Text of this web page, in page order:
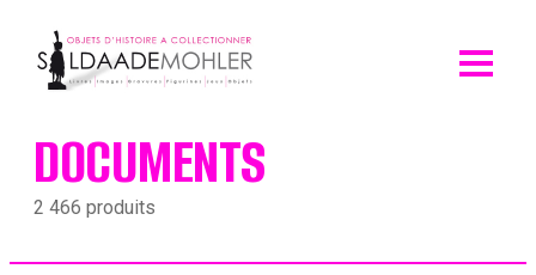
content
DOCUMENTS
2 466 produits